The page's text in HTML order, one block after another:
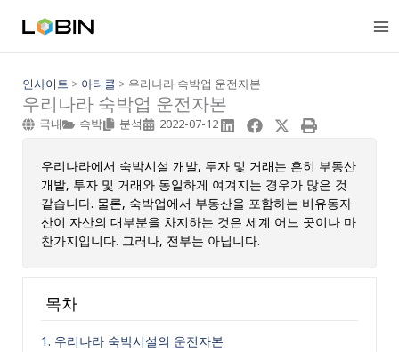
인사이트 > 아티클 > 우리나라 숙박업 운전자본
우리나라 숙박업 운전자본
국내 숙박 분석 2022-07-12
우리나라에서 숙박시설 개발, 투자 및 거래는 흔히 부동산
개발, 투자 및 거래와 동일하게 여겨지는 경우가 많은 것
같습니다. 물론, 숙박업에서 부동산을 포함하는 비유동자
산이 자산의 대부분을 차지하는 것은 세계 어느 곳이나 마
찬가지입니다. 그러나, 전부는 아닙니다.
목차
1. 우리나라 숙박시설의 운전자본